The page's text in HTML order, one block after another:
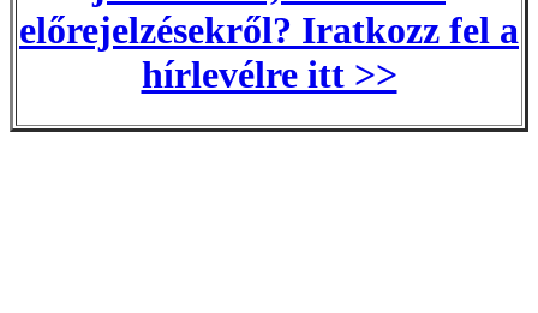
előrejelzésekről? Iratkozz fel a
hírlevélre itt >>